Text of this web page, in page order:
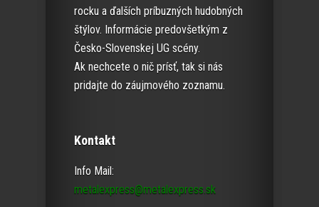
rocku a ďalších príbuzných hudobných
štýlov. Informácie predovšetkým z
Česko-Slovenskej UG scény.
Ak nechcete o nič prísť, tak si nás
pridajte do záujmového zoznamu.
Kontakt
Info Mail:
metalexpress@metalexpress.sk